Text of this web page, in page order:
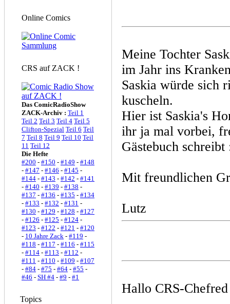
Online Comics
CRS auf ZACK !
Das ComicRadioShow
ZACK-Archiv : Teil 1
Teil 2 Teil 3 Teil 4 Teil 5
Clifton-Spezial Teil 6 Teil
7 Teil 8 Teil 9 Teil 10 Teil
11 Teil 12
Die Hefte
#200 - #150 - #149 - #148
- #147 - #146 - #145 -
#144 - #143 - #142 - #141
- #140 - #139 - #138 -
#137 - #136 - #135 - #134
- #133 - #132 - #131 -
#130 - #129 - #128 - #127
- #126 - #125 - #124 -
#123 - #122 - #121 - #120
- 10 Jahre Zack - #119 -
#118 - #117 - #116 - #115
- #114 - #113 - #112 -
#111 - #110 - #109 - #107
- #84 - #75 - #64 - #55 -
#46 - SH #4 - #9 - #1
Topics
Meine Tochter
im Jahr ins
Saskia würde sich
kuscheln.
Hier ist Saskia's
ihr ja mal vorbei,
Gästebuch schreibt
Mit freundlichen
Lutz
Hallo CRS-